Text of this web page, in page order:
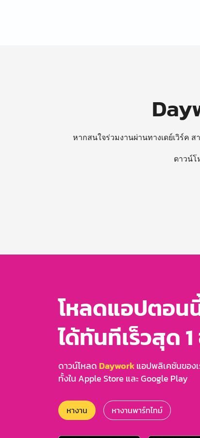
หากสนใจร่วมงานผ่านทางเดย์เวิร์ค
ดาวน์โ
โหลดแอปตอน
ได้ทันทีเร็วสุด
ดาวน์โหลด Dayworkแอปพลิเคชันของ
ทั้งใน Apple Store และ Google Play
หางาน หางานพาร์ทไทม์